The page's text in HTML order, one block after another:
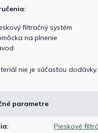
filtračný systém
na plnenie
nie je súčasťou dodávky.
parametre
: Pieskové